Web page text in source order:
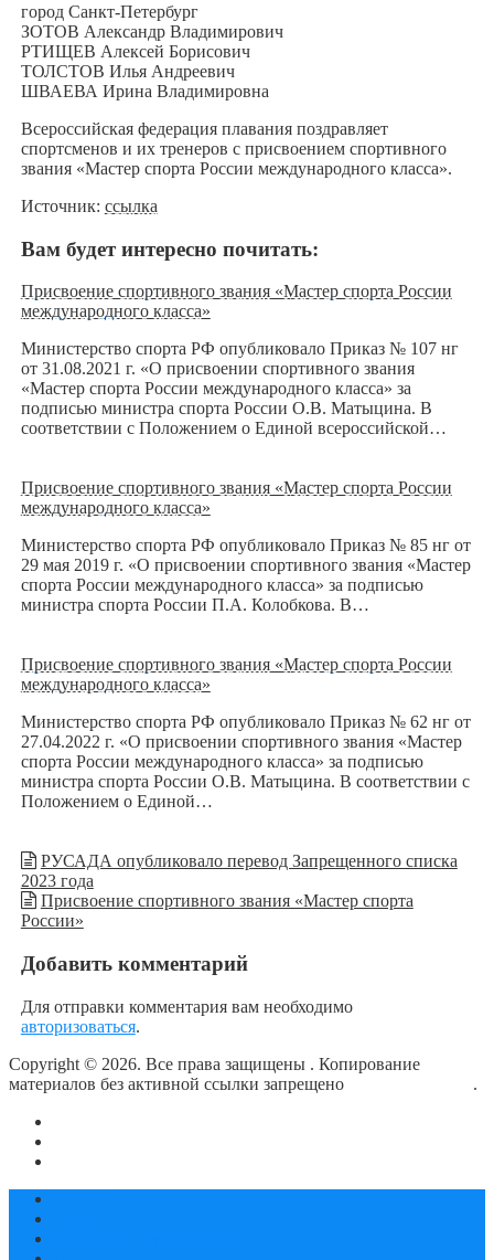
город Санкт-Петербург
ЗОТОВ Александр Владимирович
РТИЩЕВ Алексей Борисович
ТОЛСТОВ Илья Андреевич
ШВАЕВА Ирина Владимировна
Всероссийская федерация плавания поздравляет
спортсменов и их тренеров с присвоением спортивного
звания «Мастер спорта России международного класса».
Источник: ссылка
Вам будет интересно почитать:
Присвоение спортивного звания «Мастер спорта России
международного класса»
Министерство спорта РФ опубликовало Приказ № 107 нг
от 31.08.2021 г. «О присвоении спортивного звания
«Мастер спорта России международного класса» за
подписью министра спорта России О.В. Матыцина. В
соответствии с Положением о Единой всероссийской…
Присвоение спортивного звания «Мастер спорта России
международного класса»
Министерство спорта РФ опубликовало Приказ № 85 нг от
29 мая 2019 г. «О присвоении спортивного звания «Мастер
спорта России международного класса» за подписью
министра спорта России П.А. Колобкова. В…
Присвоение спортивного звания «Мастер спорта России
международного класса»
Министерство спорта РФ опубликовало Приказ № 62 нг от
27.04.2022 г. «О присвоении спортивного звания «Мастер
спорта России международного класса» за подписью
министра спорта России О.В. Матыцина. В соответствии с
Положением о Единой…
РУСАДА опубликовало перевод Запрещенного списка
2023 года
Присвоение спортивного звания «Мастер спорта
России»
Добавить комментарий
Для отправки комментария вам необходимо
авторизоваться.
Copyright © 2026. Все права защищены . Копирование
материалов без активной ссылки запрещено
.